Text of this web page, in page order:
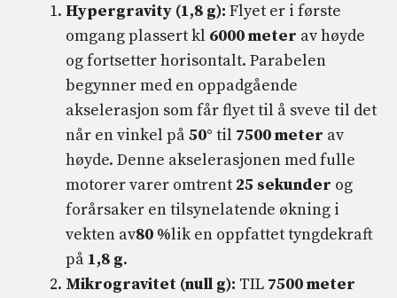
Hypergravity (1,8 g): Flyet er i første
omgang plassert kl 6000 meter av høyde
og fortsetter horisontalt. Parabelen
begynner med en oppadgående
akselerasjon som får flyet til å sveve til det
når en vinkel på50° til 7500 meter av
høyde. Denne akselerasjonen med fulle
motorer varer omtrent 25 sekunder og
forårsaker en tilsynelatende økning i
vekten av80 %lik en oppfattet tyngdekraft
på 1,8 g.
Mikrogravitet (null g): TIL 7500 meter